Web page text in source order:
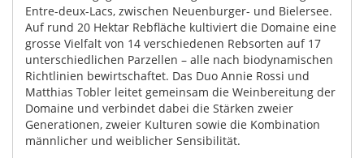
Entre-deux-Lacs, zwischen Neuenburger- und Bielersee.
Auf rund 20 Hektar Rebfläche kultiviert die Domaine eine
grosse Vielfalt von 14 verschiedenen Rebsorten auf 17
unterschiedlichen Parzellen – alle nach biodynamischen
Richtlinien bewirtschaftet. Das Duo Annie Rossi und
Matthias Tobler leitet gemeinsam die Weinbereitung der
Domaine und verbindet dabei die Stärken zweier
Generationen, zweier Kulturen sowie die Kombination
männlicher und weiblicher Sensibilität.